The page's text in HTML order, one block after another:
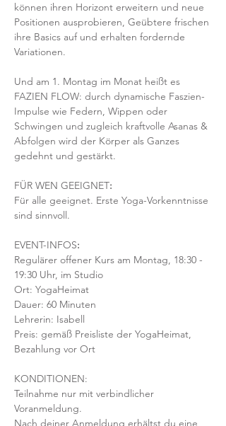
können ihren Horizont erweitern und neue
Positionen ausprobieren, Geübtere frischen
ihre Basics auf und erhalten fordernde
Variationen.
Und am 1. Montag im Monat heißt es
FAZIEN FLOW: durch dynamische Faszien-
Impulse wie Federn, Wippen oder
Schwingen und zugleich kraftvolle Asanas &
Abfolgen wird der Körper als Ganzes
gedehnt und gestärkt.
FÜR WEN GEEIGNET:
Für alle geeignet. Erste Yoga-Vorkenntnisse
sind sinnvoll.
EVENT-INFOS:
Regulärer offener Kurs am Montag, 18:30 -
19:30 Uhr, im Studio
Ort: YogaHeimat
Dauer: 60 Minuten
Lehrerin: Isabell
Preis: gemäß Preisliste der YogaHeimat,
Bezahlung vor Ort
KONDITIONEN:
Teilnahme nur mit verbindlicher
Voranmeldung.
Nach deiner Anmeldung erhältst du eine